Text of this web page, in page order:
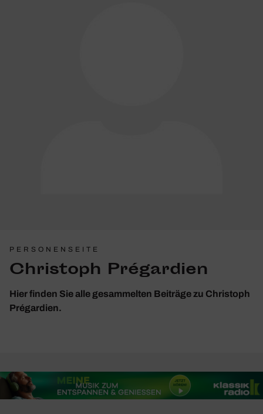
PERSONENSEITE
Christoph Prégardien
Hier finden Sie alle gesammelten Beiträge zu Christoph
Prégardien.